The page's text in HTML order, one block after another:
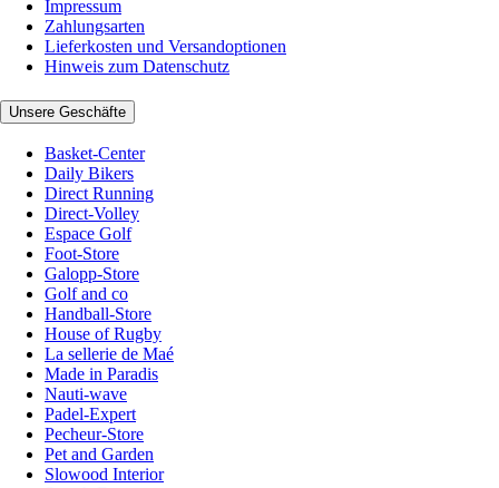
Impressum
Zahlungsarten
Lieferkosten und Versandoptionen
Hinweis zum Datenschutz
Unsere Geschäfte
Basket-Center
Daily Bikers
Direct Running
Direct-Volley
Espace Golf
Foot-Store
Galopp-Store
Golf and co
Handball-Store
House of Rugby
La sellerie de Maé
Made in Paradis
Nauti-wave
Padel-Expert
Pecheur-Store
Pet and Garden
Slowood Interior